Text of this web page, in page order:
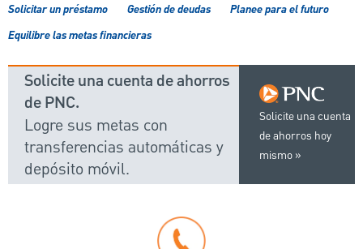
Solicitar un préstamo Gestión de deudas
Planee para el futuro
Equilibre las metas financieras
Solicite una cuenta
de ahorros hoy
mismo
Solicite una cuenta de ahorros
de PNC.
Logre sus metas con
transferencias automáticas y
depósito móvil.